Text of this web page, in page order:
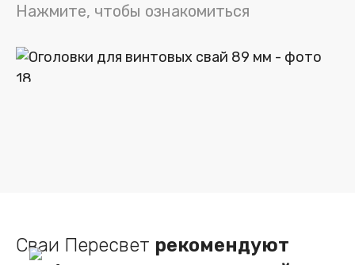
Нажмите, чтобы ознакомиться
Сваи Пересвет рекомендуют